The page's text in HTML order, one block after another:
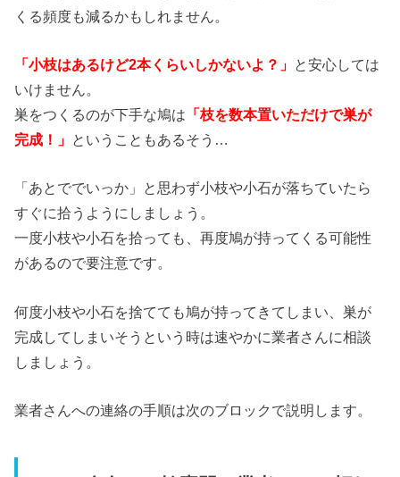
くる頻度も減るかもしれません。
「小枝はあるけど2本くらいしかないよ？」 と安心しては
いけません。
巣をつくるのが下手な鳩は 「枝を数本置いただけで巣が
完成！」 ということもあるそう…
「あとででいっか」と思わず小枝や小石が落ちていたら
すぐに拾うようにしましょう。
一度小枝や小石を拾っても、再度鳩が持ってくる可能性
があるので要注意です。
何度小枝や小石を捨てても鳩が持ってきてしまい、巣が
完成してしまいそうという時は速やかに業者さんに相談
しましょう。
業者さんへの連絡の手順は次のブロックで説明します。